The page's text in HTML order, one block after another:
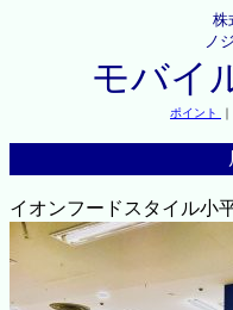
株
ノ
モバイ
ポイント ｜
イオンフードスタイル小